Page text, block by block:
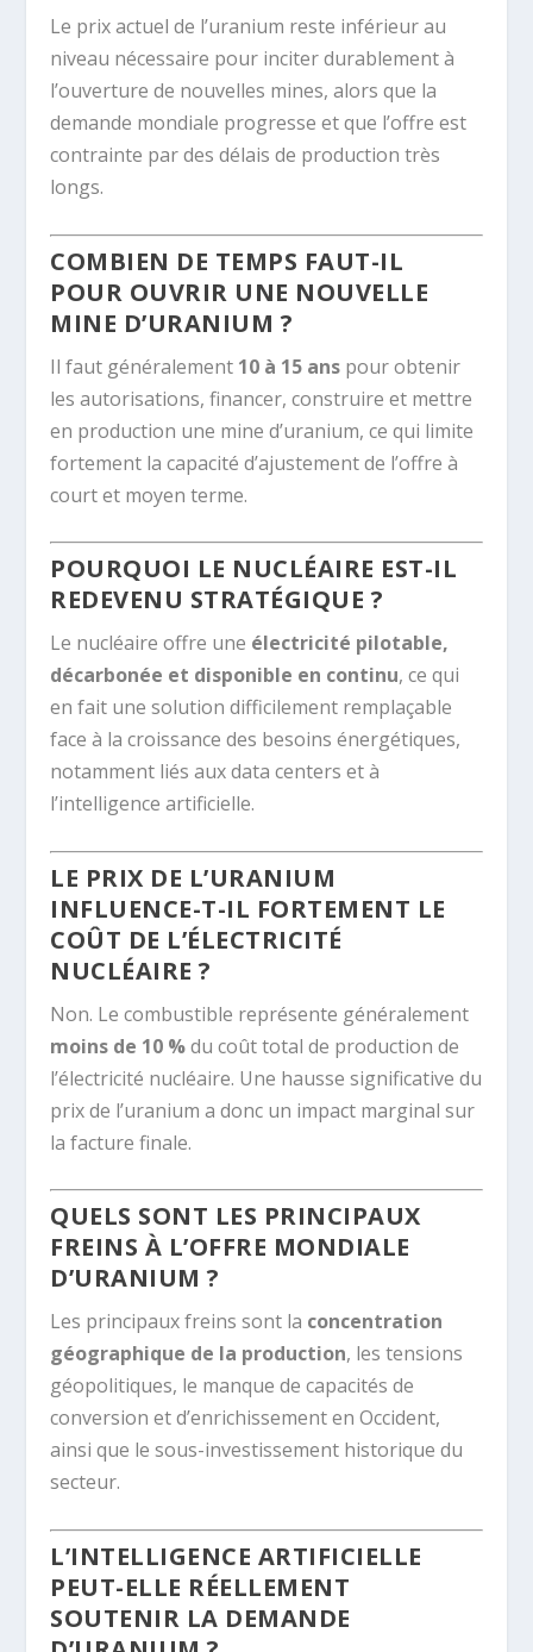
Le prix actuel de l’uranium reste inférieur au
niveau nécessaire pour inciter durablement à
l’ouverture de nouvelles mines, alors que la
demande mondiale progresse et que l’offre est
contrainte par des délais de production très
longs.
COMBIEN DE TEMPS FAUT-IL
POUR OUVRIR UNE NOUVELLE
MINE D’URANIUM ?
Il faut généralement 10 à 15 ans pour obtenir
les autorisations, financer, construire et mettre
en production une mine d’uranium, ce qui limite
fortement la capacité d’ajustement de l’offre à
court et moyen terme.
POURQUOI LE NUCLÉAIRE EST-IL
REDEVENU STRATÉGIQUE ?
Le nucléaire offre une électricité pilotable,
décarbonée et disponible en continu, ce qui
en fait une solution difficilement remplaçable
face à la croissance des besoins énergétiques,
notamment liés aux data centers et à
l’intelligence artificielle.
LE PRIX DE L’URANIUM
INFLUENCE-T-IL FORTEMENT LE
COÛT DE L’ÉLECTRICITÉ
NUCLÉAIRE ?
Non. Le combustible représente généralement
moins de 10 %du coût total de production de
l’électricité nucléaire. Une hausse significative du
prix de l’uranium a donc un impact marginal sur
la facture finale.
QUELS SONT LES PRINCIPAUX
FREINS À L’OFFRE MONDIALE
D’URANIUM ?
Les principaux freins sont la concentration
géographique de la production, les tensions
géopolitiques, le manque de capacités de
conversion et d’enrichissement en Occident,
ainsi que le sous-investissement historique du
secteur.
L’INTELLIGENCE ARTIFICIELLE
PEUT-ELLE RÉELLEMENT
SOUTENIR LA DEMANDE